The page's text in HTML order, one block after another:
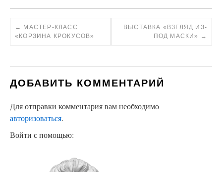
← МАСТЕР-КЛАСС
«КОРЗИНА КРОКУСОВ»
ВЫСТАВКА «ВЗГЛЯД ИЗ-
ПОД МАСКИ»
→
ДОБАВИТЬ КОММЕНТАРИЙ
Для отправки комментария вам необходимо
авторизоваться.
Войти с помощью: